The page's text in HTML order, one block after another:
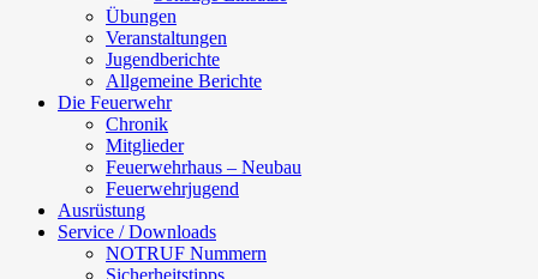
Übungen
Veranstaltungen
Jugendberichte
Allgemeine Berichte
Die Feuerwehr
Chronik
Mitglieder
Feuerwehrhaus – Neubau
Feuerwehrjugend
Ausrüstung
Service / Downloads
NOTRUF Nummern